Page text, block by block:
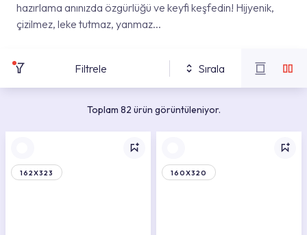
hazırlama anınızda özgürlüğü ve keyfi keşfedin! Hijyenik,
çizilmez, leke tutmaz, yanmaz...
Filtrele Sırala
Toplam 82 ürün görüntüleniyor.
162X323 160X320